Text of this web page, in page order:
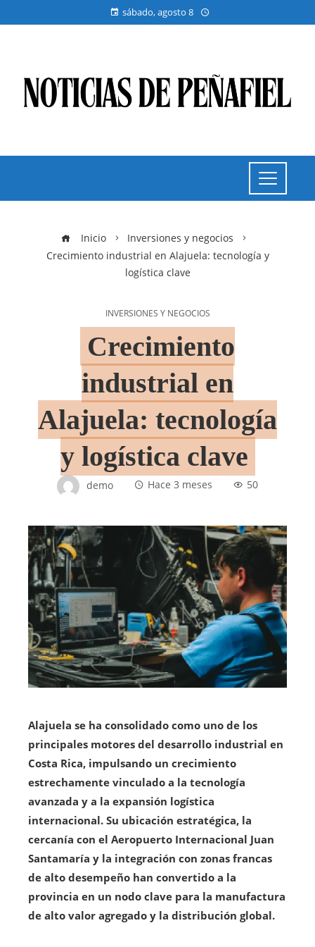
sábado, agosto 8
Inicio
Inversiones y negocios
Crecimiento industrial en Alajuela: tecnología y
logística clave
INVERSIONES Y NEGOCIOS
Crecimiento
industrial en
Alajuela: tecnología
y logística clave
demo Hace 3 meses 50
Alajuela se ha consolidado como uno de los
principales motores del desarrollo industrial en
Costa Rica, impulsando un crecimiento
estrechamente vinculado a la tecnología
avanzada y a la expansión logística
internacional. Su ubicación estratégica, la
cercanía con el Aeropuerto Internacional Juan
Santamaría y la integración con zonas francas
de alto desempeño han convertido a la
provincia en un nodo clave para la manufactura
de alto valor agregado y la distribución global.